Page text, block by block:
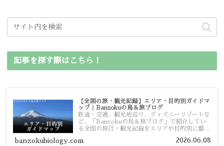
記事を探す際はこちら！
【全国の旅・観光記録】エリア・目的別ガイドマ
ップ｜Banzokuの鳥＆旅ブログ
鉄道・交通、観光地巡り、ディズニーリゾートな
ど、「Banzokuの鳥＆旅ブログ」で紹介してい
る全国の旅行・観光記録をエリアや目的別に整理
ガイドマップからスムーズに見つけていただけま
banzokubiology.com 2026.06.08